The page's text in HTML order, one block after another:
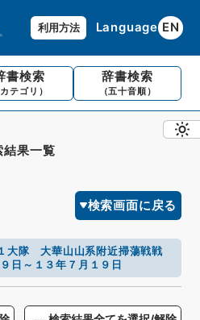
利用方法 Language EN
書検索
カテゴリ）
辞書検索
（五十音順）
結果一覧
検索画面に戻る
大隊 大華山山系附近掃蕩戦戦
～１３年７月１９日